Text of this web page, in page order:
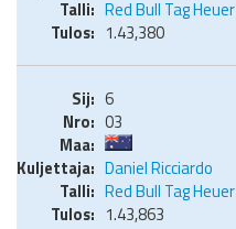
Red Bull Tag Heuer
1.43,380
6
03
Daniel Ricciardo
Red Bull Tag Heuer
1.43,863